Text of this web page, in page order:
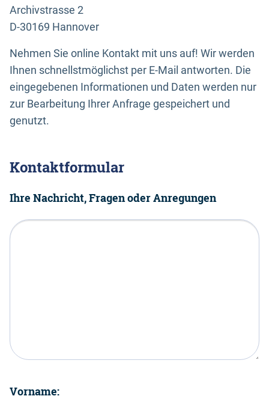
Archivstrasse 2
D-30169 Hannover
Nehmen Sie online Kontakt mit uns auf! Wir werden
Ihnen schnellstmöglichst per E-Mail antworten. Die
eingegebenen Informationen und Daten werden nur
zur Bearbeitung Ihrer Anfrage gespeichert und
genutzt.
Kontaktformular
Ihre Nachricht, Fragen oder Anregungen
Vorname: